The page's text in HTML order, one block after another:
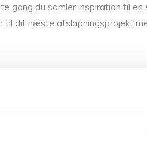
gang du samler inspiration til
dit næste afslapningsprojekt